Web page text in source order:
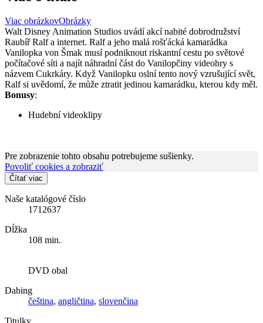
Viac obrázkovObrázky
Walt Disney Animation Studios uvádí akcí nabité dobrodružství
Raubíř Ralf a internet. Ralf a jeho malá rošťácká kamarádka
Vanilopka von Šmak musí podniknout riskantní cestu po světové
počítačové síti a najít náhradní část do Vanilopčiny videohry s
názvem Cukrkáry. Když Vanilopku oslní tento nový vzrušující svět,
Ralf si uvědomí, že může ztratit jedinou kamarádku, kterou kdy měl.
Bonusy:
Hudební videoklipy
Pre zobrazenie tohto obsahu potrebujeme sušienky.
Povoliť cookies a zobraziť
Čítať viac
Naše katalógové číslo
1712637
Dĺžka
108 min.
DVD obal
Dabing
čeština, angličtina, slovenčina